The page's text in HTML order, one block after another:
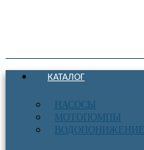
КАТАЛОГ
НАСОСЫ
МОТОПОМПЫ
ВОДОПОНИЖЕНИЕ